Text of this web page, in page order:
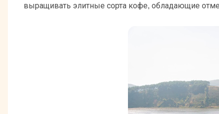
выращивать элитные сорта кофе, обладающие